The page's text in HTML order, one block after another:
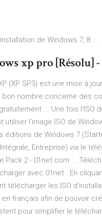
de Windows 7, 8 ...
xp pro [Résolu]
(XP SP3) est une mise à
nombre concerne des
... Une fois l’ISO
l’image ISO de
de Windows 7
Entreprise) via le
Pack 2 - 01net.com ...
avec 01net . En
télécharger les ISO
français afin de pouvoir
pour simplifier le